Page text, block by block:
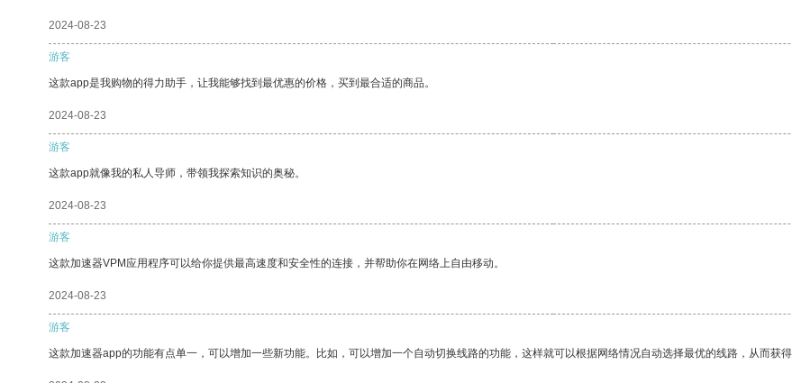
2024-08-23
游客
这款app是我购物的得力助手，让我能够找到最优惠的价格，买到最合适的商品。
2024-08-23
游客
这款app就像我的私人导师，带领我探索知识的奥秘。
2024-08-23
游客
这款加速器VPM应用程序可以给你提供最高速度和安全性的连接，并帮助你在网络上自由移动。
2024-08-23
游客
这款加速器app的功能有点单一，可以增加一些新功能。比如，可以增加一个自动切换线路的功能，这样就可以根据网络情况自动选择最优的线路，从而获得